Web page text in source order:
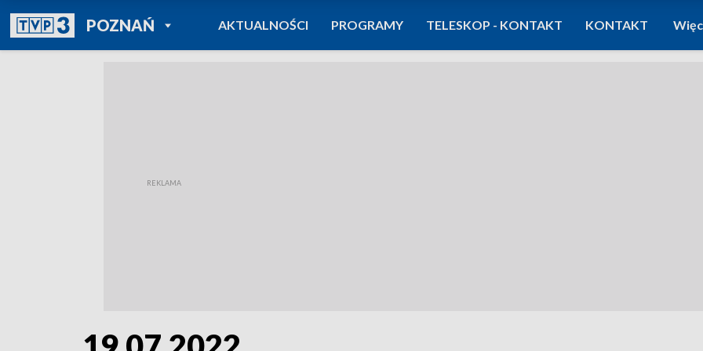
POZNAŃPOWRÓT DO
TVP REGIONY
AKTUALNOŚCI PROGRAMY TELESKOP - KONTAKT KONTAKT